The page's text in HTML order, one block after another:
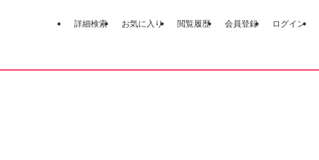
詳細検索 お気に入り 閲覧履歴 会員登録 ログイン